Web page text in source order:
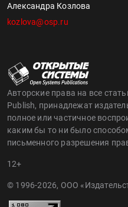
Александра Козлова
kozlova@osp.ru
Авторские права на все
Publish, принадлежат
полное или частичное
каким бы то ни было
письменного разрешения
12+
© 1996-2026, ООО